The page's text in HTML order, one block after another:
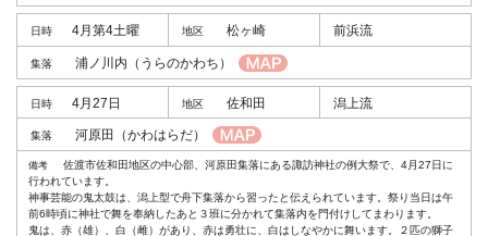
前浜流
4月第4土曜 松ヶ崎
浦ノ川内 （うらのかわち）
潟上流
4月27日 佐和田
河原田 （かわはらだ）
佐渡市佐和田地区の中心部、河原田集落にある諏訪神社の例大祭で、4月27日に
行われています。
神事芸能の鬼太鼓は、潟上型で舟下集落から習ったと伝えられています。祭り当日は午
前6時頃に神社で舞を奉納したあと３班に分かれて集落内を門付けしてまわります。
鬼は、赤（雄）、白（雌）があり、赤は勇壮に、白はしなやかに舞います。２匹の獅子